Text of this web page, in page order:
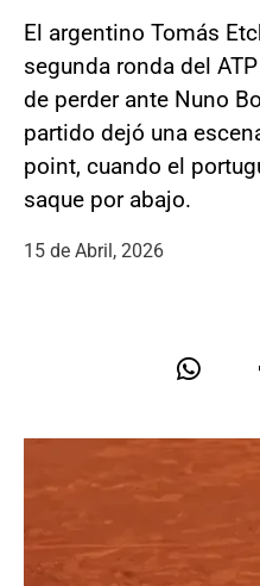
El argentino Tomás
segunda ronda del
de perder ante Nuno
partido dejó una
point, cuando el
saque por abajo.
15 de Abril, 2026